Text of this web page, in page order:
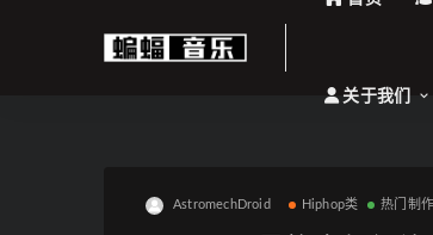
关于我们
AstromechDroid Hiphop类 热门制